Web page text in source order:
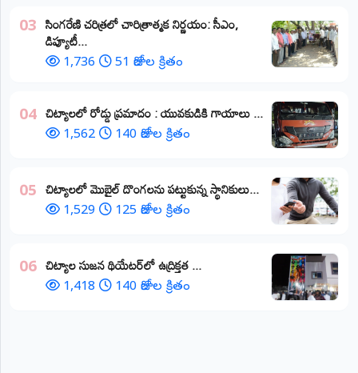
03 ​సింగరేణి చరిత్రలో చారిత్రాత్మక నిర్ణయం: సీఎం,
డిప్యూటీ...
1,736 51 రోజుల క్రితం
04 చిట్యాలలో రోడ్డు ప్రమాదం : యువకుడికి గాయాలు ​...
1,562 140 రోజుల క్రితం
05 చిట్యాలలో మొబైల్ దొంగలను పట్టుకున్న స్థానికులు...
1,529 125 రోజుల క్రితం
06 చిట్యాల సుజన థియేటర్‌లో ఉద్రిక్తత ...
1,418 140 రోజుల క్రితం